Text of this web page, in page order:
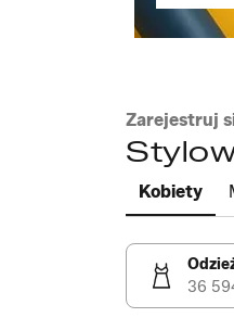
Zarejestruj
Kobiety
36